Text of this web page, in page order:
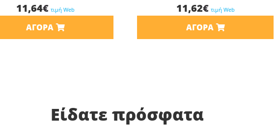
11,64€ τιμή Web
ΑΓΟΡΆ
11,62€ τιμή Web
ΑΓΟΡΆ
Είδατε πρόσφατα